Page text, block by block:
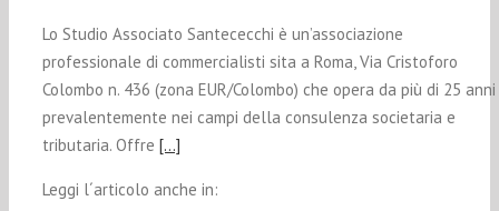
Lo Studio Associato Santececchi è un’associazione
professionale di commercialisti sita a Roma, Via Cristoforo
Colombo n. 436 (zona EUR/Colombo) che opera da più di 25 anni
prevalentemente nei campi della consulenza societaria e
tributaria. Offre […]
Leggi l´articolo anche in: